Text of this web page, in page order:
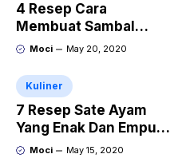
4 Resep Cara
Membuat Sambal
Tempe Penyet
Moci May 20, 2020
Kuliner
7 Resep Sate Ayam
Yang Enak Dan Empuk
Lengkap Dengan
Moci May 15, 2020